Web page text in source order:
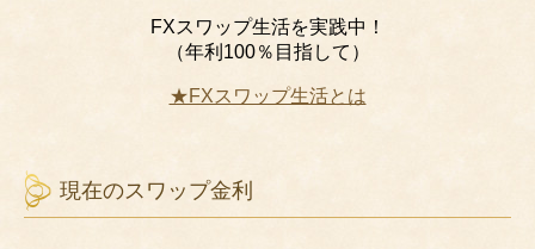
FXスワップ生活を実践中！
（年利100％目指して）
★FXスワップ生活とは
現在のスワップ金利